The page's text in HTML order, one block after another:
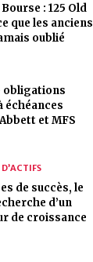
: 125 Old
que les anciens
oublié
échéances
et MFS
de succès, le
d’un
de croissance